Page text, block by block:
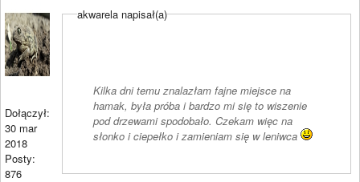
Dołączył:
30 mar
2018
Posty:
876
akwarela napisał(a)
Kilka dni temu znalazłam fajne miejsce na
hamak, była próba i bardzo mi się to wiszenie
pod drzewami spodobało. Czekam więc na
słonko i ciepełko i zamieniam się w leniwca